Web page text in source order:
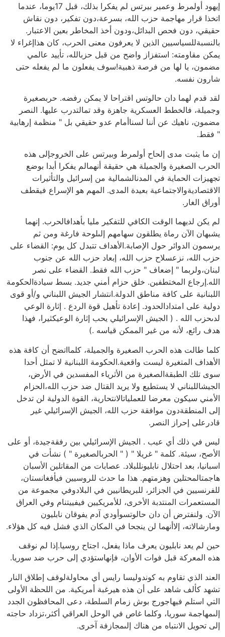
إيهود أولمرط وعمير بيرتس لم يفكرا بذلك، قبل 17يوما، عندما
اتخذا قرار مهاجمة حزب الله، بسرعة،دون تفكير، دون نقاش
حقيقي، دون فحص البدائل،ودون أخذ المخاطر بعين الاعتبار.
بالنسبةللسياسيين الذين لا يعرفون معنى الحرب، كان هذاإغراء لا
يمكن مقاومته: استفزاز واضح من قبل حزبالله، تأييد عالمي
مضمون، يا لها من فرصة ذهبية!سوف يفعلون ما لم يفعله حتى
شارون نفسه.
لقد قدم لهما دان حالوتس اقتراحا لا يمكن رفضه. حربصغيرة
وجميلة، فالخطط العسكرية جاهزة وقد تمالتدرب عليها. النصر
مضمون، ناهيك عن أننا لسناأمام عدو حقيقي بل " منظمة إرهابية
" فقط.
إن ما يثبت مدى إلحاح أولمرط وبيرتس على الخروجإلى هذه
الحرب الصغيرة والجميلة هي حقيقة أنهمالم يفكرا أبدا بوضع
تجهيزات الحماية في المدنالشمالية من إسرائيل والتأثيرات
الاقتصاديةوالاجتماعية بعيدة المدى. المهم هو الإسراع فيقطف
أوراق الغار.
لم يكن لديهما الوقت الكافي للتفكير مليا بأهدافالحرب. إنهما
يشبهان الآن رماة يطلقون سهامهم إلىلوحة فارغة ومن ثم
يرسمون الدوائر حول الإصابة.الأهداف تتبدل كل يوم: القضاء على
حزب الله، نزعسلاح حزب الله، إبعاد حزب الله عن جنوب
لبنان،ولربما " إضعاف " حزب الله فقط. القضاء على نصر
الله.إرجاع المختطفين. خلق حزام أمني جديد. بسط سيادةالحكومة
اللبنانية على كافة مناطق الدولة.انتشار الجيش اللبناني و/أو قوى
دولية على امتدادالحدود. إعادة تأهيل قوة الردع . إثارة الوعي
لدىحزب الله . ( الجيش الإسرائيلي يحب إثارة الوعيكثيرا، فهذا
هدف رائع، لأنه من غير الممكن قياسه .)
كلما طالت هذه الحرب الصغيرة والجميلة، كلمااتضح أن كافة هذه
الأهداف المتغيرة ليست واقعية.الحكومة اللبنانية لا تمثل أحدا
سوى تلك الطبقةالصغيرة من الأثرياء المفسدين في الأرض،
الجيشاللبناني لا يستطيع ولا يريد القتال ضد حزب الله،الحزام
الأمني سيكون معرضا للعملياتالانتحارية، القوة الدولية لن تدخل
إلى المنطقةدون موافقة حزب الله، الجيش الإسرائيلي غير
قادرعلى إحراز النصر.
ليس في ذلك أي عيب . الجيش الإسرائيلي بين رفقةجيدة، أو على
الأصح، سيئة. كلمة " غريلا " ( " الحربالصغيرة " ) نشأت في
اسبانيا، بعد احتلال نابليونللبلاد. عصابات من المقاتلين الأسبان
هاجمتالمحتلين وهزمتهم. هذا ما حدث للروسيين فيأفغانستان،
للفرنسيين في الجزائر، للبريطانيين في البلادوفي مجموعة من
المستعمرات المنتدبة الأخرى، للأمريكيين فيفييتنام وفي العراق
الآن. ولنفترض أن دان حالوتسوأودي آدم يفوقان نابليون
ومارشالاته، إلاأنهما لن ينجحا في المكان الذي فشل فيه كل هؤلاء.
حين لم يعد نابليون يعرف ماذا يفعل، اجتاح روسيا.إذا لم نوقف
هذه المعركة قبل فوات الأوان، فإنهاستؤدي إلى حرب ضد سوريا.
العند الذي تقاوم به كوندوليسا رايس أي محاولةلوقف إطلاق النار
تشهد كألف شاهد على أن هذه هيرغبة أمريكية. من اللحظة الأولى
التي استلم فيهاجورج بوش زمام السلطة، دعى المحافظون الجدد
إلىمهاجمة سوريا، وكلما غاص في الوحل العراقي أكثر،تزداد حاجته
إلى تحويل الانتباه من هناك إلىمجازفة آخرى.